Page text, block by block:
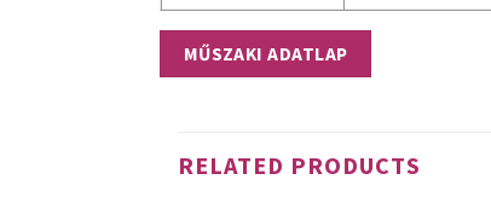
MŰSZAKI ADATLAP
RELATED PRODUCTS